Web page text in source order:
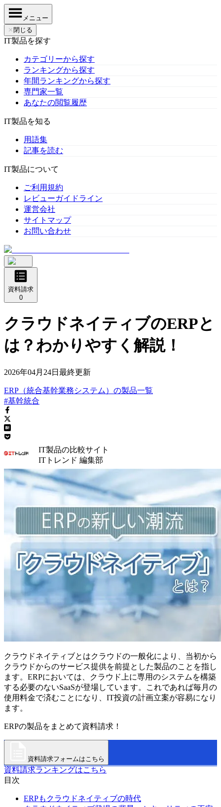
メニュー
✕ 閉じる
IT製品を探す
カテゴリーから探す
ランキングから探す
年間ランキングから探す
専門家一覧
あなたの閲覧履歴
IT製品を知る
用語集
記事を読む
IT製品について
ご利用規約
レビューガイドライン
運営会社
サイトマップ
お問い合わせ
資料請求
0
クラウドネイティブのERPと
は？わかりやすく解説！
2026年04月24日 最終更新
ERP（統合基幹業務システム） の製品一覧
#基幹統合
IT製品の比較サイト
ITトレンド 編集部
クラウドネイティブとはクラウドの一般化により、当初から
クラウドからのサービス提供を前提とした製品のことを指し
ます。ERPにおいては、クラウド上に専用のシステムを構築
する必要のないSaaSが登場しています。これであれば毎月の
使用料金で済むことになり、IT投資の計画立案が容易になり
ます。
ERPの製品をまとめて資料請求！
資料請求フォームはこちら
資料請求ランキングはこちら
目次
ERPもクラウドネイティブの時代